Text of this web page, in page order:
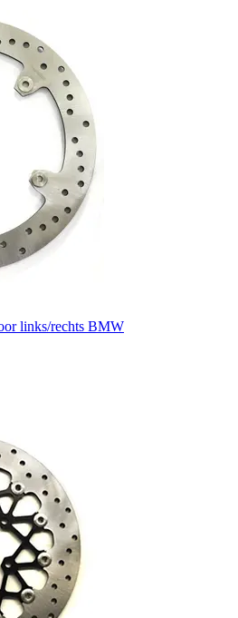
links/rechts BMW